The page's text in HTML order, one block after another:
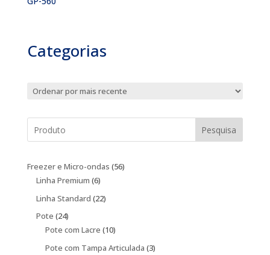
Categorias
Pesquisa
Freezer e Micro-ondas 5656
Linha Premium 66
produtos
Linha Standard 2222
Pote 2424
produtos
Pote com Lacre 1010
produtos
Pote com Tampa Articulada 33